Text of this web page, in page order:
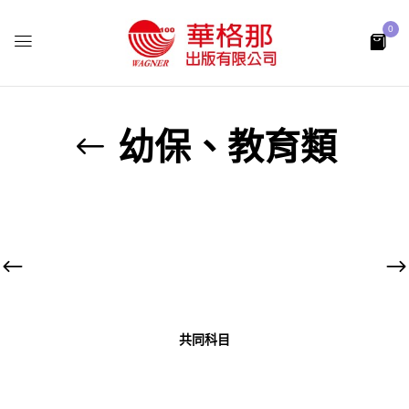
0
幼保、教育類
共同科目